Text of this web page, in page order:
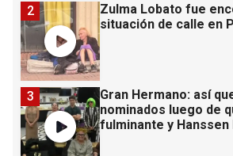
Zulma Lobato fue
situación de calle en
2
Gran Hermano: así
nominados luego de
fulminante y Hanssen
3